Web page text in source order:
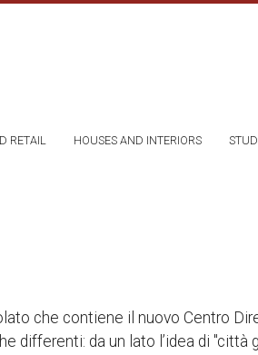
RETAIL HOUSES AND INTERIORS
che contiene il nuovo Centro
differenti: da un lato l’idea di "città